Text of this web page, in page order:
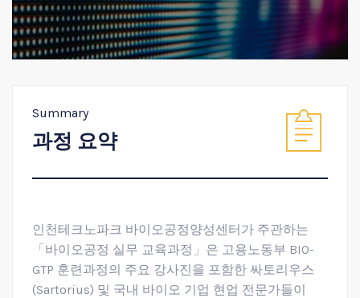
Summary
과정 요약
인천테크노파크 바이오공정양성센터가 주관하는
「바이오공정 실무 교육과정」은 고용노동부 BIO-
GTP 훈련과정의 주요 강사진을 포함한 싸토리우스
(Sartorius) 및 국내 바이오 기업 현업 전문가들이